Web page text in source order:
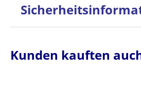
Kunden kauften